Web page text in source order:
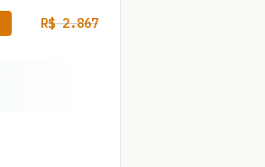
R$2.867